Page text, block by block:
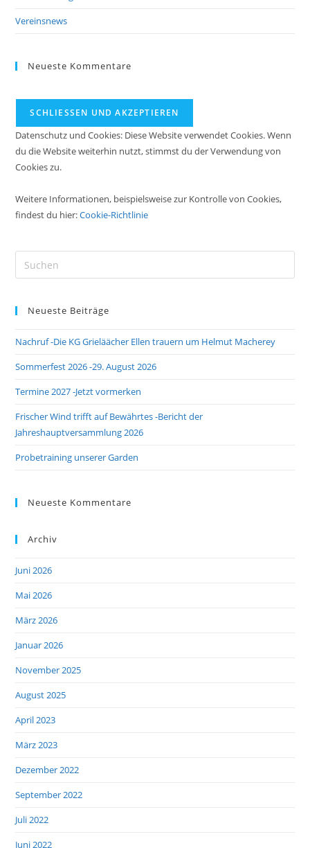
Vereinsnews
Neueste Kommentare
Datenschutz und Cookies: Diese Website verwendet Cookies. Wenn
du die Website weiterhin nutzt, stimmst du der Verwendung von
Cookies zu.
Weitere Informationen, beispielsweise zur Kontrolle von Cookies,
findest du hier:Cookie-Richtlinie
Neueste Beiträge
Nachruf -Die KG Grieläächer Ellen trauern um Helmut Macherey
Sommerfest 2026 -29. August 2026
Termine 2027 -Jetzt vormerken
Frischer Wind trifft auf Bewährtes -Bericht der
Jahreshauptversammlung 2026
Probetraining unserer Garden
Neueste Kommentare
Archiv
Juni 2026
Mai 2026
März 2026
Januar 2026
November 2025
August 2025
April 2023
März 2023
Dezember 2022
September 2022
Juli 2022
Juni 2022